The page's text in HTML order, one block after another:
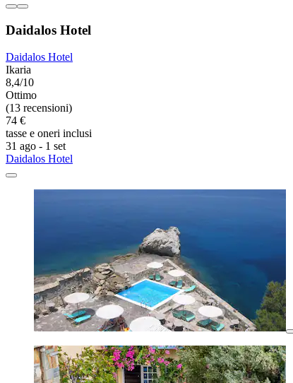
Daidalos Hotel
Daidalos Hotel
Ikaria
8,4/10
Ottimo
(13 recensioni)
74 €
tasse e oneri inclusi
31 ago - 1 set
Daidalos Hotel